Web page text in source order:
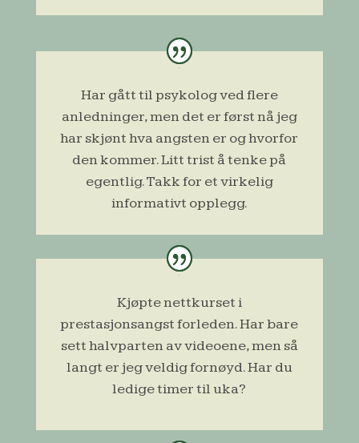
Har gått til psykolog ved flere
anledninger, men det er først nå jeg
har skjønt hva angsten er og hvorfor
den kommer. Litt trist å tenke på
egentlig. Takk for et virkelig
informativt opplegg.
Kjøpte nettkurset i
prestasjonsangst forleden. Har bare
sett halvparten av videoene, men så
langt er jeg veldig fornøyd. Har du
ledige timer til uka?